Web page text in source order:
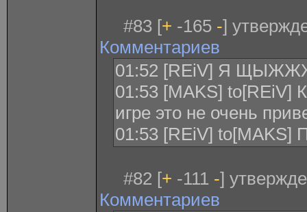
#83 [+ -165 -]
Комментариев
01:52 [REiV] Я
01:53 [MAKS] to[REiV]
игре это не очень
01:53 [REiV]
#82 [+ -111 -]
Комментариев